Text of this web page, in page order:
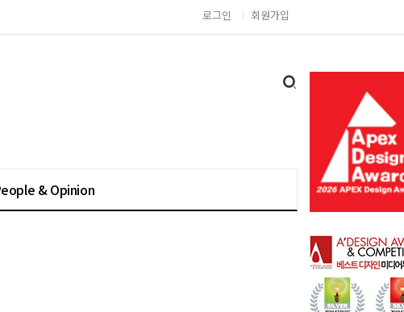
로그인 회원가입
& Opinion